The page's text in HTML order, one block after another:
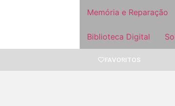
Memória e Reparação
Biblioteca Digital
FAVORITOS